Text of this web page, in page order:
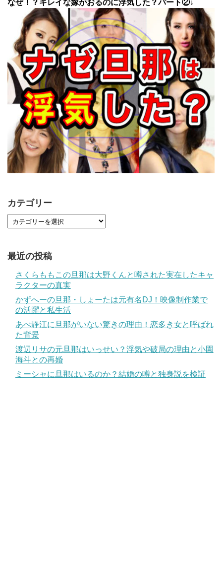
なぜ！？キレイな嫁がおるのに浮気した？パート②↓
カテゴリー
最近の投稿
さくらももこの旦那は大野くんと噂された実在したキャ
ラクターの真実
かずへーの旦那・しょーたは元有名DJ！映像制作業で
の活躍と私生活
あべ静江に旦那がいない驚きの理由！恋多き女と呼ばれ
た背景
渡辺リサの元旦那はいっせい？浮気や破局の理由と小園
海斗との再婚
ミーシャに旦那はいるのか？結婚の噂と独身説を検証